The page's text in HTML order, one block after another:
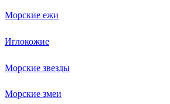
Морские ежи
Иглокожие
Морские звезды
Морские змеи